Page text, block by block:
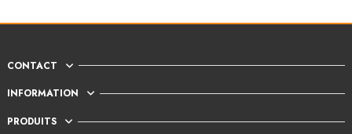
CONTACT
INFORMATION
PRODUITS